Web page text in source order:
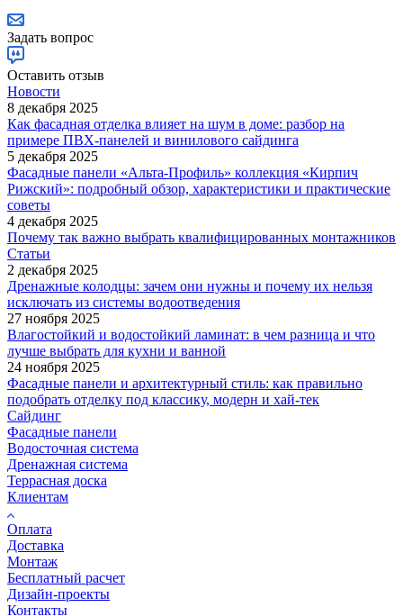
Задать вопрос
Оставить отзыв
Новости
8 декабря 2025
Как фасадная отделка влияет на шум в доме: разбор на
примере ПВХ-панелей и винилового сайдинга
5 декабря 2025
Фасадные панели «Альта-Профиль» коллекция «Кирпич
Рижский»: подробный обзор, характеристики и практические
советы
4 декабря 2025
Почему так важно выбрать квалифицированных монтажников
Статьи
2 декабря 2025
Дренажные колодцы: зачем они нужны и почему их нельзя
исключать из системы водоотведения
27 ноября 2025
Влагостойкий и водостойкий ламинат: в чем разница и что
лучше выбрать для кухни и ванной
24 ноября 2025
Фасадные панели и архитектурный стиль: как правильно
подобрать отделку под классику, модерн и хай-тек
Сайдинг
Фасадные панели
Водосточная система
Дренажная система
Террасная доска
Клиентам
Оплата
Доставка
Монтаж
Бесплатный расчет
Дизайн-проекты
Контакты